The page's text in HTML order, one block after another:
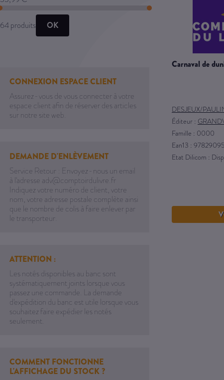
64 produits OK
CONNEXION ESPACE CLIENT
Assurez-vous de vous connecter à votre
espace client afin de réserver des articles
sur notre site web.
DEMANDE D'ENLÈVEMENT
Service Retour : Envoyez-nous un email
à l'adresse adv@comptoirdulivre.fr
Indiquez votre numéro de client, votre
nom, votre adresse postale complète ainsi
que le nombre de colis à faire enlever par
le transporteur.
ATTENTION :
Les notés disponibles au banc sont
systématiquement joints lorsque vous
passez une commande. La demande
d'expédition du banc est utile lorsque vous
souhaitez faire expédier les notés
seulement.
COMMENT FONCTIONNE
L'AFFICHAGE DU STOCK ?
carnaval de
DESJEUX/
Éditeur :
Famille : 0000
Ean13 :
Etat Dilicom :